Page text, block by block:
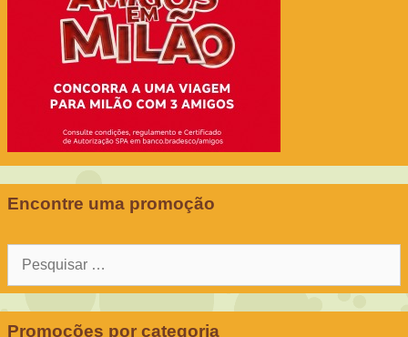
Encontre uma promoção
Pesquisar
Promoções por categoria